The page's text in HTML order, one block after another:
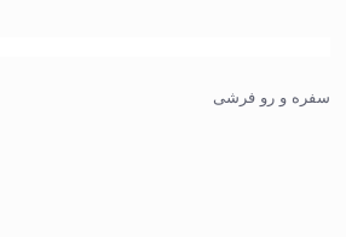
سفره و رو فرشی